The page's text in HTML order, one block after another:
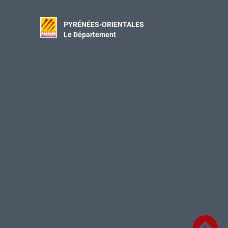
PYRÉNÉES-ORIENTALES
Le Département